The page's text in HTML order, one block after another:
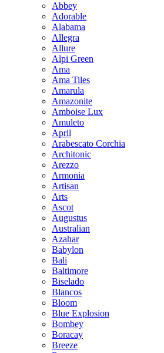
Abbey
Adorable
Alabama
Allegra
Allure
Alpi Green
Ama
Ama Tiles
Amarula
Amazonite
Amboise Lux
Amuleto
April
Arabescato Corchia
Architonic
Arezzo
Armonia
Artisan
Arts
Ascot
Augustus
Australian
Azahar
Babylon
Bali
Baltimore
Biselado
Blancos
Bloom
Blue Explosion
Bombey
Boracay
Breeze